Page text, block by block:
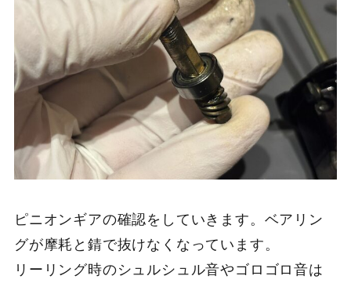
ピニオンギアの確認をしていきます。ベアリン
グが摩耗と錆で抜けなくなっています。
リーリング時のシュルシュル音やゴロゴロ音は